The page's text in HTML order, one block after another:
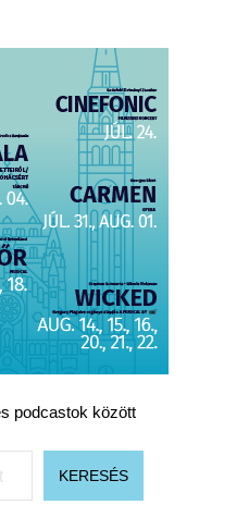
podcastok között
KERESÉS